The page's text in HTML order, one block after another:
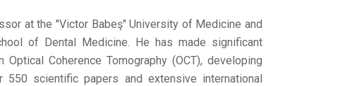
at the "Victor Babeş" University of Medicine and
of Dental Medicine. He has made significant
Coherence Tomography (OCT), developing
scientific papers and extensive international